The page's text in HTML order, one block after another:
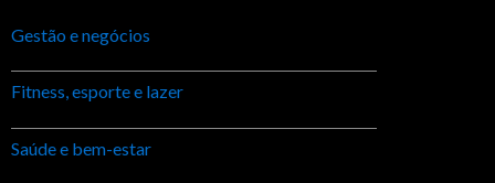
Gestão e negócios
Fitness, esporte e lazer
Saúde e bem-estar